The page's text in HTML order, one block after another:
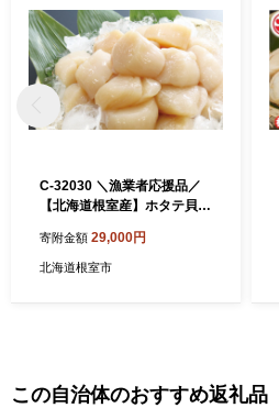
C-32030 ＼漁業者応援品／
【北海道根室産】ホタテ貝柱
寄附金額 29,000円
北海道根室市
この自治体のおすすめ返礼品